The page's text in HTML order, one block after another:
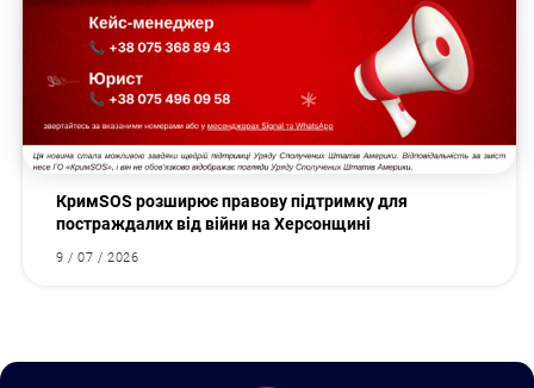
КримSOS розширює правову підтримку для
постраждалих від війни на Херсонщині
9 / 07 / 2026